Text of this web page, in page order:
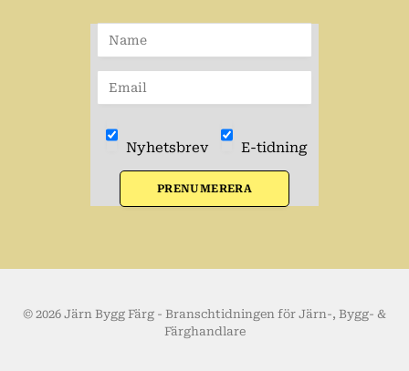
Nyhetsbrev E-tidning
PRENUMERERA
© 2026 Järn Bygg Färg - Branschtidningen för Järn-, Bygg- &
Färghandlare